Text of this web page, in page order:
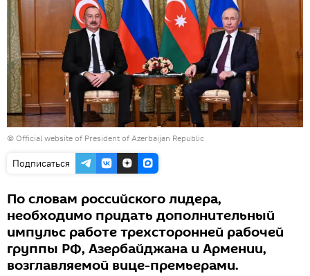
© Official website of President of Azerbaijan Republic
Подписаться
По словам российского лидера,
необходимо придать дополнительный
импульс работе трехсторонней рабочей
группы РФ, Азербайджана и Армении,
возглавляемой вице-премьерами.